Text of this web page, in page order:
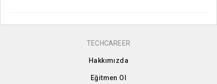
TECHCAREER
Hakkımızda
Eğitmen Ol